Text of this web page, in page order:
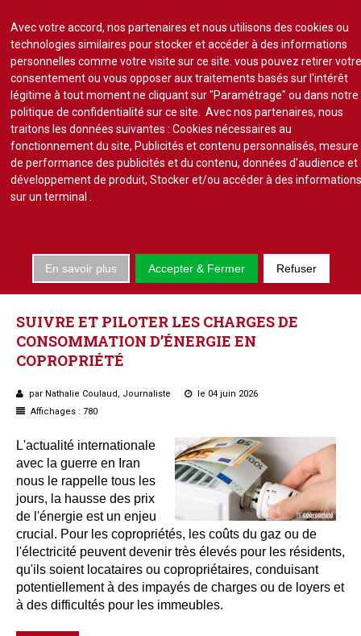
Lire un numéro
S'abonner
Se connecter
Actu.
Point de droit
Au Parlement
Gestion et maintenance
Pratique de la copro.
Jurisprudence
Études juridiques
Formez-vous !
Parole d'experts*
GESTIONETMAINTENANCE
SUIVRE ET PILOTER LES CHARGESDE
CONSOMMATION D’ÉNERGIE EN
COPROPRIÉTÉ
par Nathalie Coulaud, Journaliste
le 04 juin 2026
Affichages : 780
L'actualité internationale
avec la guerre en Iran
nous le rappelle tous les
jours, la hausse des prix
de l'énergie est un enjeu
crucial. Pour les copropriétés, les coûts du gaz ou de
l'électricité peuvent devenir très élevés pour les résidents,
qu'ils soient locataires ou copropriétaires, conduisant
potentiellement à des impayés de charges ou de loyers et
à des difficultés pour les immeubles.
Avec votre accord, nos partenaires et nous utilisons des cookies ou
technologies similaires pour stocker et accéder à des informations
personnelles comme votre visite sur ce site. vous pouvez retirer
consentement ou vous opposer aux traitements basés sur l'intérêt
légitime à tout moment ne cliquant sur "Paramétrage" ou dans notre
politique de confidentialité sur ce site. Avec nos partenaires, nous
traitons les données suivantes : Cookies nécessaires au
fonctionnement du site, Publicités et contenu personnalisés, mesure
de performance des publicités et du contenu, données d'audience et
développement de produit, Stocker et/ou accéder à des
sur un terminal
En savoir plus Accepter & Fermer Refuser